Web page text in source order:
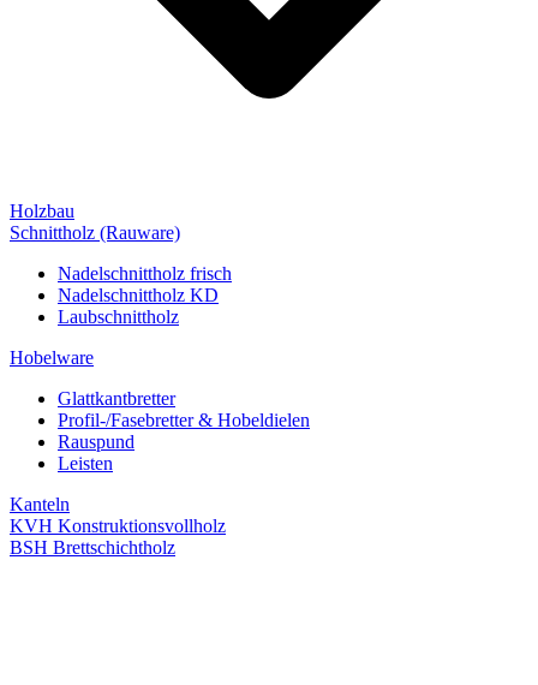
Holzbau
Schnittholz (Rauware)
Nadelschnittholz frisch
Nadelschnittholz KD
Laubschnittholz
Hobelware
Glattkantbretter
Profil-/Fasebretter & Hobeldielen
Rauspund
Leisten
Kanteln
KVH Konstruktionsvollholz
BSH Brettschichtholz